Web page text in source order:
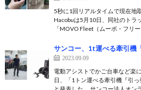
5秒に1回リアルタイムで現在地
Hacobuは5月10日、同社のトラ
「MOVO Fleet（ムーボ・フリ
サンコー、1t運べる牽引機
2023.09.09
電動アシストでかご台車など楽
日、「1トン運べる牽引機『引